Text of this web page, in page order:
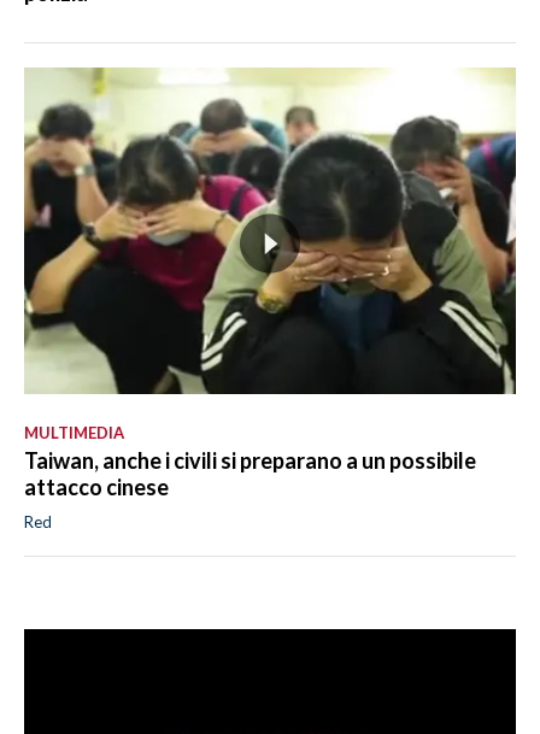
MULTIMEDIA
Taiwan, anche i civili si preparano a un possibile
attacco cinese
Red